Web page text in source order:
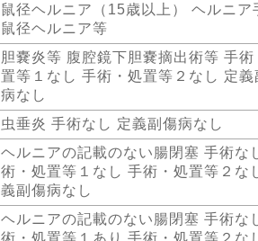
鼠径ヘルニア（15歳以上） ヘルニ
鼠径ヘルニア等
胆嚢炎等 腹腔鏡下胆嚢摘出術等 手術
置等１なし 手術・処置等２なし 定義
病なし
虫垂炎 手術なし 定義副傷病なし
ヘルニアの記載のない腸閉塞 手術な
術・処置等１なし 手術・処置等２な
義副傷病なし
ヘルニアの記載のない腸閉塞 手術な
術・処置等１あり 手術・処置等２な